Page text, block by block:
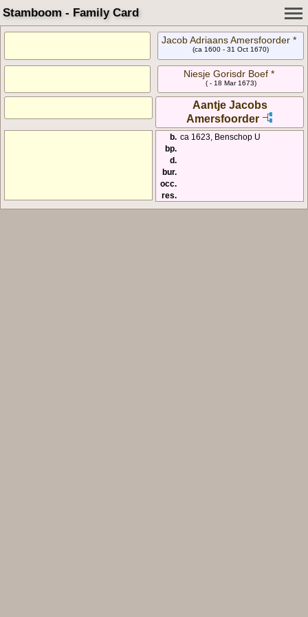
Stamboom - Family Card
Jacob Adriaans Amersfoorder *
(ca 1600 - 31 Oct 1670)
Niesje Gorisdr Boef *
( - 18 Mar 1673)
Aantje Jacobs
Amersfoorder
b. ca 1623, Benschop U
bp.
d.
bur.
occ.
res.